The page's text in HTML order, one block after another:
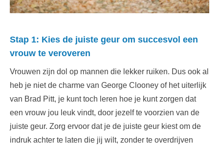
Stap 1: Kies de juiste geur om succesvol een
vrouw te veroveren
Vrouwen zijn dol op mannen die lekker ruiken. Dus ook al
heb je niet de charme van George Clooney of het uiterlijk
van Brad Pitt, je kunt toch leren hoe je kunt zorgen dat
een vrouw jou leuk vindt, door jezelf te voorzien van de
juiste geur. Zorg ervoor dat je de juiste geur kiest om de
indruk achter te laten die jij wilt, zonder te overdrijven